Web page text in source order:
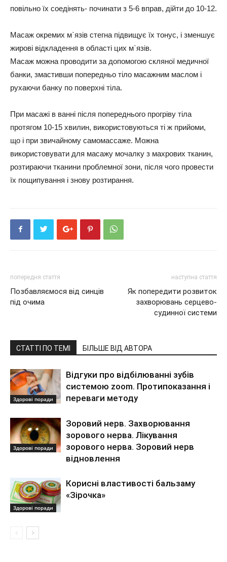
повільно їх соедінять- починати з 5-6 вправ, дійти до 10-12.
Масаж окремих м`язів стегна підвищує їх тонус, і зменшує
жирові відкладення в області цих м`язів.
Масаж можна проводити за допомогою скляної медичної
банки, змастивши попередньо тіло масажним маслом і
рухаючи банку по поверхні тіла.
При масажі в ванні після попереднього прогріву тіла
протягом 10-15 хвилин, використовуються ті ж прийоми,
що і при звичайному самомассаже. Можна
використовувати для масажу мочалку з махрових тканин,
розтираючи тканини проблемної зони, після чого провести
їх пощипування і знову розтирання.
попередня стаття
Позбавляємося від синців
під очима
наступна стаття
Як попередити розвиток
захворювань серцево-
судинної системи
СТАТТІ ПО ТЕМІ БІЛЬШЕ ВІД АВТОРА
Здорові поради
Відгуки про відбілюванні зубів
системою zoom. Протипоказання і
переваги методу
Здорові поради
Зоровий нерв. Захворювання
зорового нерва. Лікування
зорового нерва. Зоровий нерв
відновлення
Здорові поради
Корисні властивості бальзаму
«Зірочка»